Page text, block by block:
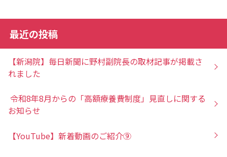
最近の投稿
【新潟院】毎日新聞に野村副院長の取材記事が掲載さ
れました
令和8年8月からの「高額療養費制度」見直しに関する
お知らせ
【YouTube】新着動画のご紹介⑨